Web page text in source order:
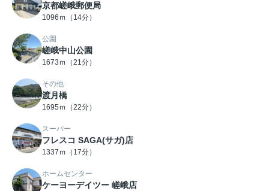
京都嵯峨郵便局
1096ｍ（14分）
公園
嵯峨中山公園
1673ｍ（21分）
その他
渡月橋
1695ｍ（22分）
スーパー
フレスコ SAGA(サガ)店
1337ｍ（17分）
ホームセンター
ケーヨーデイツー 嵯峨店